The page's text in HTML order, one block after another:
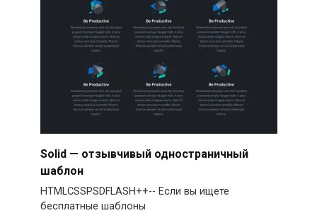
Solid — отзывчивый одностраничный
шаблон
HTMLCSSPSDFLASH++-- Если вы ищете
бесплатные шаблоны